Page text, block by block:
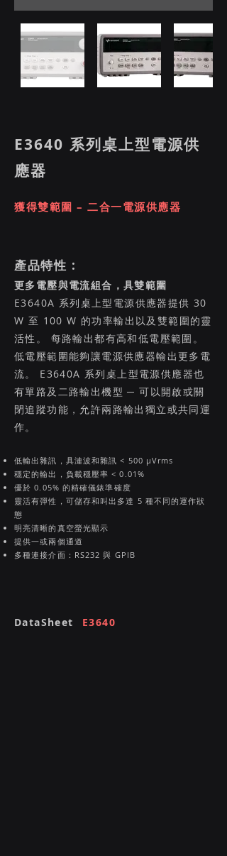
E3640 系列桌上型電源供
應器
獲得雙範圍 – 二合一電源供應器
產品特性 :
更多電壓與電流組合，具雙範圍
E3640A 系列桌上型電源供應器提供 30
W 至 100 W 的功率輸出以及雙範圍的靈
活性。 每路輸出都有高和低電壓範圍。
低電壓範圍能夠讓電源供應器輸出更多電
流。 E3640A 系列桌上型電源供應器也
有單路及二路輸出機型 ─ 可以開啟或關
閉追蹤功能，允許兩路輸出獨立或共同運
作。
低輸出雜訊，具漣波和雜訊 < 500 μVrms
穩定的輸出，負載穩壓率 < 0.01%
優於 0.05% 的精確儀錶準確度
靈活有彈性，可儲存和叫出多達 5 種不同的運作狀
態
明亮清晰的真空螢光顯示
提供一或兩個通道
多種連接介面：RS232 與 GPIB
DataSheet E3640